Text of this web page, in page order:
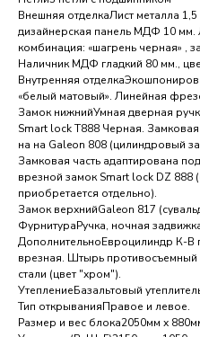
Внешняя отделкаЛист металла
дизайнерская панель МДФ 10
комбинация: «шагрень черная» ,
Наличник МДФ гладкий 80 мм.,
Внутренняя
«белый матовый». Линейная
Замок нижнийУмная дверная
Smart lock T888 Черная.
на на Galeon 808 (цилиндровый
Замковая часть адаптирована
врезной замок Smart lock DZ 888
приобретается отдельно).
Замок верхнийGaleon 817
ФурнитураРучка, ночная
ДополнительноЕвроцилиндр К-В
врезная. Штырь
стали (цвет "хром").
УтеплениеБазальтовый
Тип открыванияПравое и левое.
Размер и вес блока2050мм х